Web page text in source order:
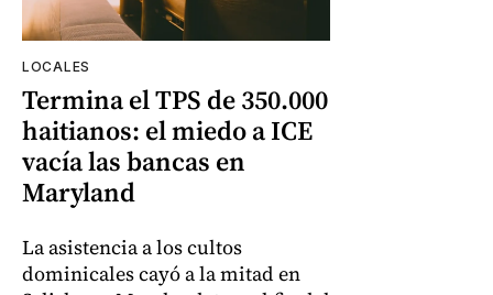
LOCALES
Termina el TPS de 350.000
haitianos: el miedo a ICE
vacía las bancas en
Maryland
La asistencia a los cultos
dominicales cayó a la mitad en